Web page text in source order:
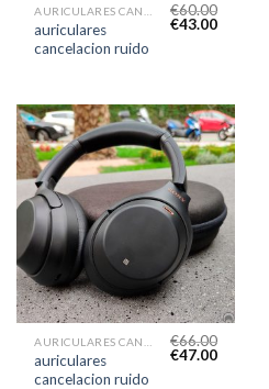
auriculares
cancelacion ruido
€60.00
€43.00
auriculares
cancelacion ruido
€66.00
€47.00